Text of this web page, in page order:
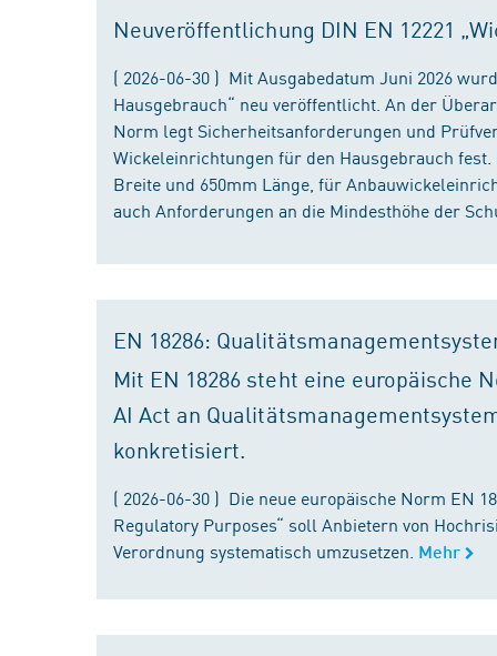
Neuveröffentlichung DIN EN 12221
( 2026-06-30 ) Mit Ausgabedatum Juni 2026
Hausgebrauch“ neu veröffentlicht. An der
Norm legt Sicherheitsanforderungen und
Wickeleinrichtungen für den Hausgebrauch
Breite und 650mm Länge, für
auch Anforderungen an die Mindesthöhe der
EN 18286:
Mit EN 18286 steht eine europäische
AI Act an
konkretisiert.
( 2026-06-30 ) Die neue europäische Norm EN
Regulatory Purposes“ soll Anbietern von
Verordnung systematisch umzusetzen. Mehr